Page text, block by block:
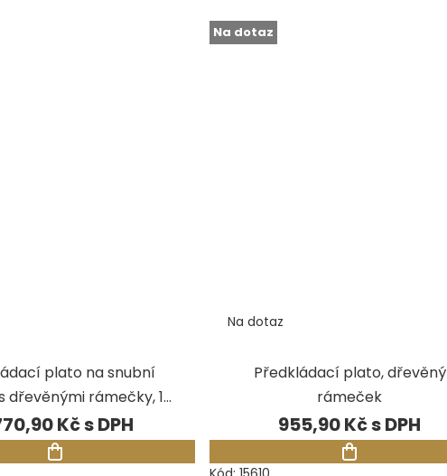
plato na snubní
dřevěnými rámečky, 12
pozic
Kč
Na dotaz
Předkládací plato, dřevěný
rámeček
Na dotaz
955,90 Kč